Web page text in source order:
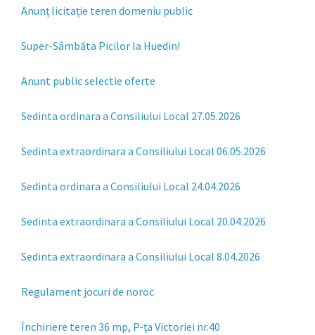
Anunț licitație teren domeniu public
Super-Sâmbăta Picilor la Huedin!
Anunt public selectie oferte
Sedinta ordinara a Consiliului Local 27.05.2026
Sedinta extraordinara a Consiliului Local 06.05.2026
Sedinta ordinara a Consiliului Local 24.04.2026
Sedinta extraordinara a Consiliului Local 20.04.2026
Sedinta extraordinara a Consiliului Local 8.04.2026
Regulament jocuri de noroc
Închiriere teren 36 mp, P-ța Victoriei nr.40